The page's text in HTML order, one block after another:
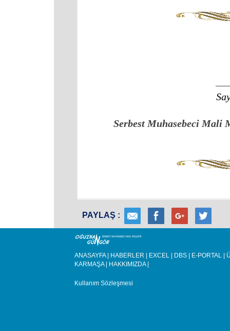
Serbest Muhasebeci Mali
PAYLAŞ :
ANASAYFA| HABERLER | EXCEL | DBS | E-PORTAL |
KARMAŞA| HAKKIMIZDA|
Kullanım Sözleşmesi